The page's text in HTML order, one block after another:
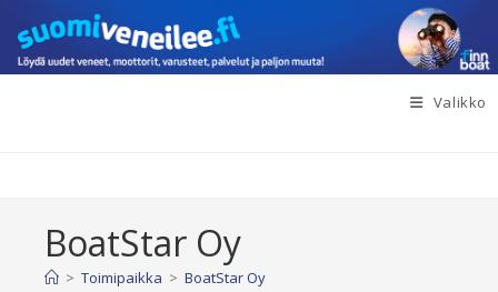
suoraan
sisältöön
Valikko
BoatStar Oy
> Toimipaikka > BoatStar Oy